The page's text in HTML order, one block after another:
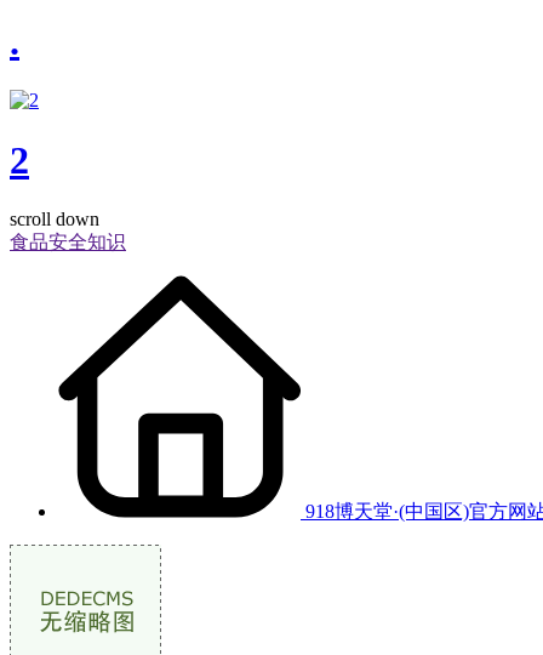
.
2
scroll down
食品安全知识
918博天堂·(中国区)官方网